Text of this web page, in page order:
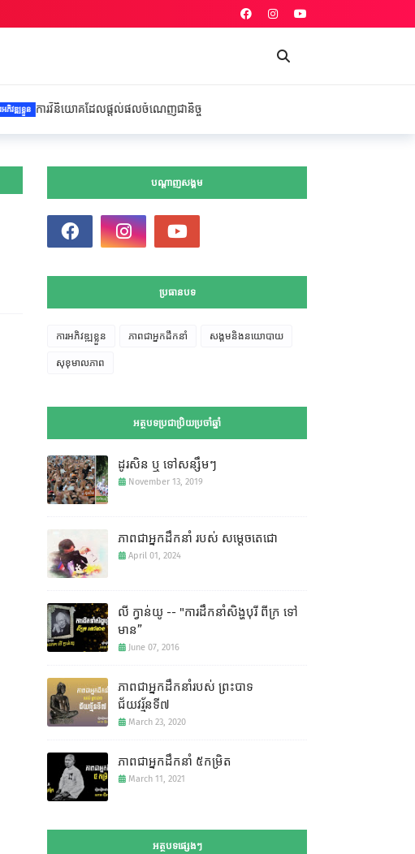
ដែលផ្តល់ផលចំណេញជានិច្ច
បណ្តាញសង្គម
ប្រធានបទ
ការអភិវឌ្ឍខ្លួន ភាពជាអ្នកដឹកនាំ សង្គមនិងនយោបាយ
សុខុមាលភាព
អត្ថបទប្រជាប្រិយប្រចាំឆ្នាំ
ដូរសិន ឬ ទៅសន្សឹមៗ
November 13, 2019
ភាពជាអ្នកដឹកនាំ របស់ សម្តេចតេជោ
April 01, 2024
លី ក្វាន់យូ -- "ការដឹកនាំសិង្ហបុរី ពីក្រ ទៅ
មាន”
June 07, 2016
ភាពជាអ្នកដឹកនាំរបស់ ព្រះបាទ
ជ័យវរ្ម័នទី៧
March 23, 2020
ភាពជាអ្នកដឹកនាំ ៥កម្រិត
March 11, 2021
អត្ថបទផ្សេងៗ